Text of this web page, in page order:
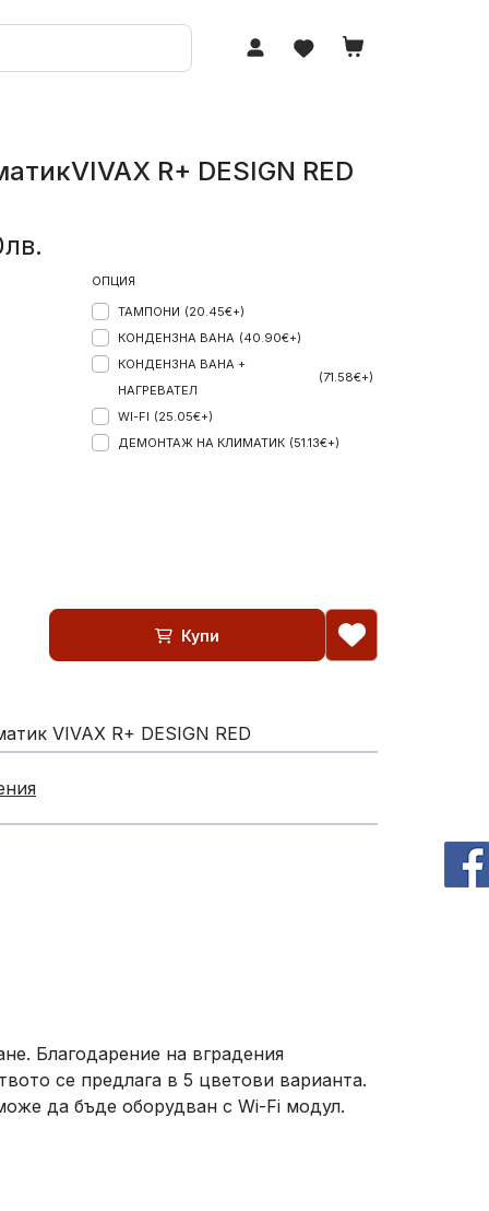
R+ DESIGN RED
ОПЦИЯ
ТАМПОНИ (20.45€+)
КОНДЕНЗНА ВАНА (40.90€+)
КОНДЕНЗНА ВАНА +
НАГРЕВАТЕЛ
(71.58€+)
WI-FI (25.05€+)
ДЕМОНТАЖ НА КЛИМАТИК (51.13€+)
Купи
VIVAX R+ DESIGN RED
Благодарение на вградения
се предлага в 5 цветови варианта.
да бъде оборудван с Wi-Fi модул.